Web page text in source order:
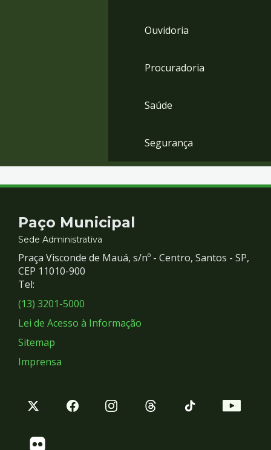
Ouvidoria
Procuradoria
Saúde
Segurança
Contato
e
Redes
Sociais
Paço Municipal
Sede Administrativa
Praça Visconde de Mauá, s/nº - Centro, Santos - SP,
CEP 11010-900
Tel:
(13) 3201-5000
Lei de Acesso à Informação
Sitemap
Imprensa